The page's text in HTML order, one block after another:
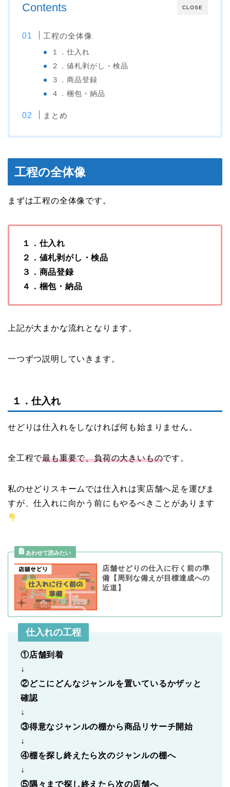
CLOSE
Contents
工程の全体像
１．仕入れ
２．値札剥がし・検品
３．商品登録
４．梱包・納品
まとめ
工程の全体像
まずは工程の全体像です。
１．仕入れ
２．値札剥がし・検品
３．商品登録
４．梱包・納品
上記が大まかな流れとなります。
一つずつ説明していきます。
１．仕入れ
せどりは仕入れをしなければ何も始まりません。
全工程で最も重要で、負荷の大きいものです。
私のせどりスキームでは仕入れは実店舗へ足を運びま
すが、仕入れに向かう前にもやるべきことがあります
店舗せどりの仕入に行く前の準
備【周到な備えが目標達成への
近道】
仕入れの工程
①店舗到着
↓
②どこにどんなジャンルを置いているかザッと
確認
↓
③得意なジャンルの棚から商品リサーチ開始
↓
④棚を探し終えたら次のジャンルの棚へ
↓
⑤隅々まで探し終えたら次の店舗へ